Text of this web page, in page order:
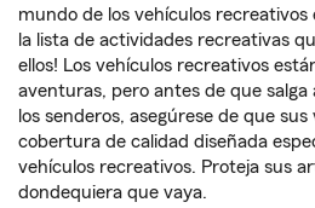
mundo de los vehículos recreativos
la lista de actividades recreativas
ellos! Los vehículos recreativos
aventuras, pero antes de que salga
los senderos, asegúrese de que
cobertura de calidad diseñada
vehículos recreativos. Proteja sus
dondequiera que vaya.